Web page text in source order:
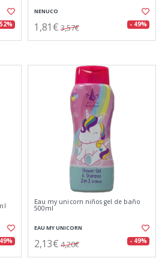
NENUCO
1,81€ 3,57€ - 49%
Eau my unicorn niños gel de baño
500ml
EAU MY UNICORN
2,13€ 4,20€ - 49%